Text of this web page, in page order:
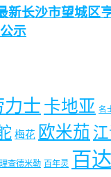
新长沙市望城区
示
力士 卡地亚 名
梅花 欧米茄
理查德米勒 百年灵 百